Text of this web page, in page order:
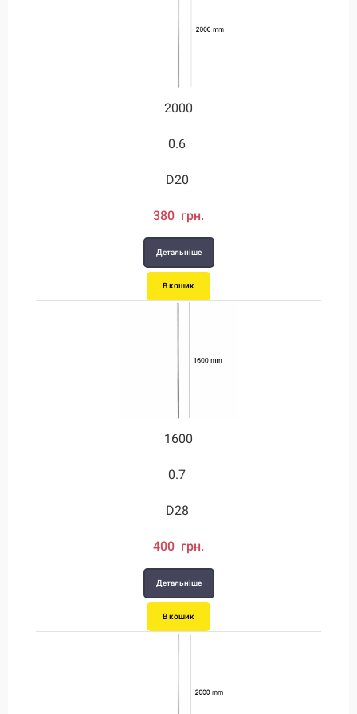
2000
0.6
D20
380 грн.
Детальніше
В кошик
1600
0.7
D28
400 грн.
Детальніше
В кошик